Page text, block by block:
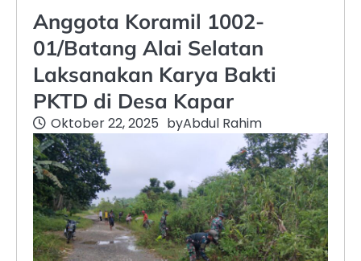
Anggota Koramil 1002-
01/Batang Alai Selatan
Laksanakan Karya Bakti
PKTD di Desa Kapar
Oktober 22, 2025 byAbdul Rahim